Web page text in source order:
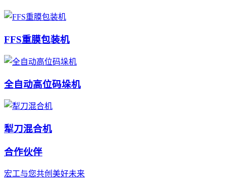
FFS重膜包装机
全自动高位码垛机
犁刀混合机
合作伙伴
宏工与您共创美好未来